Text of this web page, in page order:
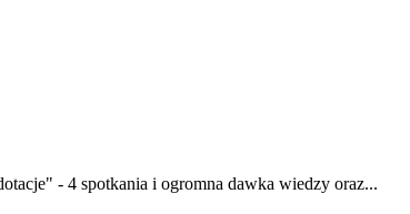
- 4 spotkania i ogromna dawka wiedzy oraz...